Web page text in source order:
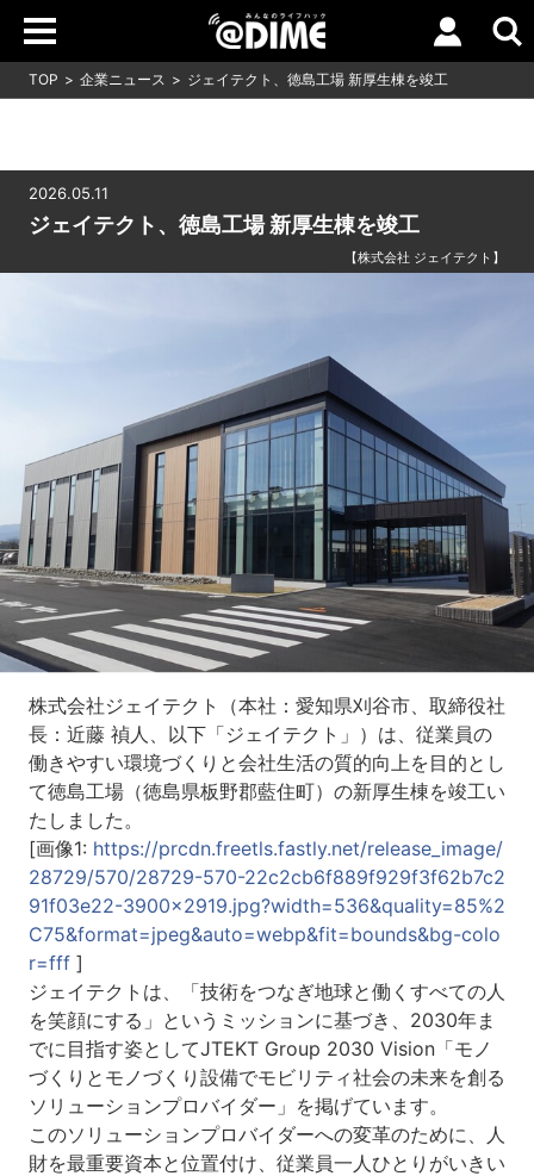
TOP 企業ニュース ジェイテクト、徳島工場 新厚生棟を竣工
2026.05.11
ジェイテクト、徳島工場 新厚生棟を竣工
【株式会社 ジェイテクト】
株式会社ジェイテクト（本社：愛知県刈谷市、取締役社
長：近藤 禎人、以下「ジェイテクト」）は、従業員の
働きやすい環境づくりと会社生活の質的向上を目的とし
て徳島工場（徳島県板野郡藍住町）の新厚生棟を竣工い
たしました。
[画像1: https://prcdn.freetls.fastly.net/release_image/
28729/570/28729-570-22c2cb6f889f929f3f62b7c2
91f03e22-3900x2919.jpg?width=536&quality=85%2
C75&format=jpeg&auto=webp&fit=bounds&bg-colo
r=fff]
ジェイテクトは、「技術をつなぎ地球と働くすべての人
を笑顔にする」というミッションに基づき、2030年ま
でに目指す姿としてJTEKT Group 2030 Vision「モノ
づくりとモノづくり設備でモビリティ社会の未来を創る
ソリューションプロバイダー」を掲げています。
このソリューションプロバイダーへの変革のために、人
財を最重要資本と位置付け、従業員一人ひとりがいきい